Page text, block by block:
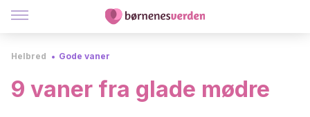
Helbred Gode vaner
9 vaner fra glade mødre